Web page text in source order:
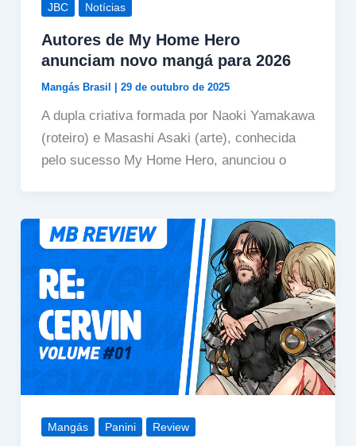
JBC Notícias
Autores de My Home Hero
anunciam novo mangá para 2026
Mangás Brasil 29 de outubro de 2025
A dupla criativa formada por Naoki Yamakawa
(roteiro) e Masashi Asaki (arte), conhecida
pelo sucesso My Home Hero, anunciou o
Mangás Panini Review